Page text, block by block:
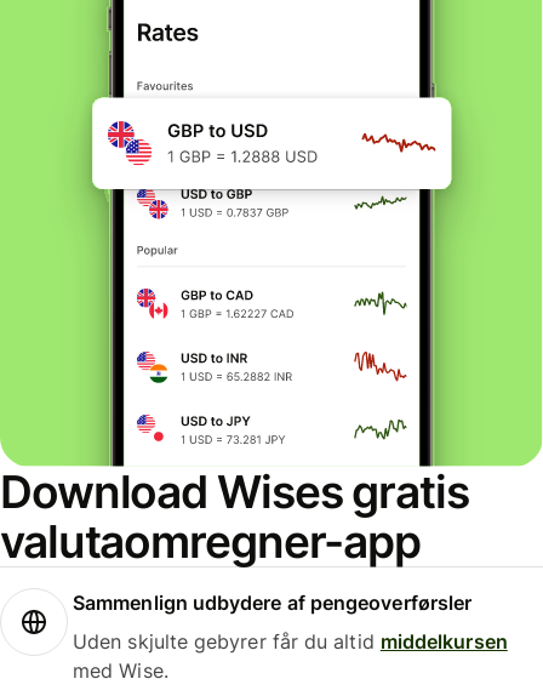
Download Wises gratis
valutaomregner-app
Sammenlign udbydere af pengeoverførsler
Uden skjulte gebyrer får du altid middelkursen
med Wise.